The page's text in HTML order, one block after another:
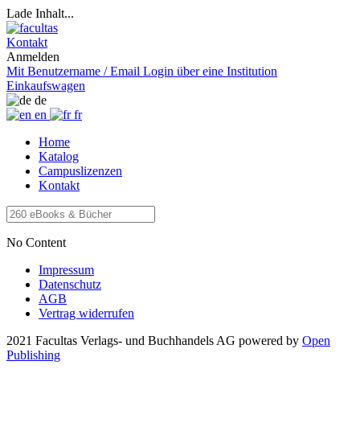
Lade Inhalt...
Kontakt
Anmelden
Mit Benutzername / Email Login über eine Institution
Einkaufswagen
de
en
fr
Home
Katalog
Campuslizenzen
Kontakt
No Content
Impressum
Datenschutz
AGB
Vertrag widerrufen
2021 Facultas Verlags- und Buchhandels AG powered by Open
Publishing